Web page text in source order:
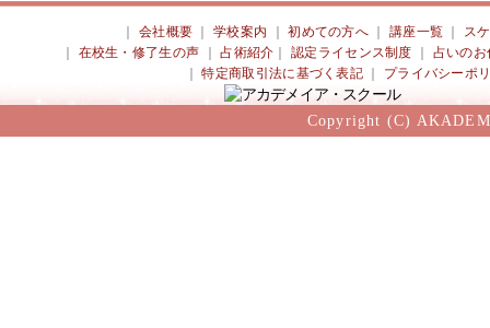
会社概要 ｜学校案内 ｜初めての方へ 講座一覧
ス
在校生・修了生の声 ｜占術紹介 ｜認定ライセンス制度
占いのお
｜特定商取引法に基づく表記 プライバシーポ
Copyright (C)